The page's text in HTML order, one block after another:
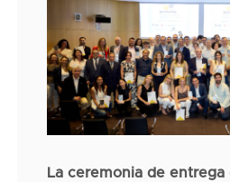
La ceremonia de entrega